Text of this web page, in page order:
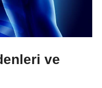
ve